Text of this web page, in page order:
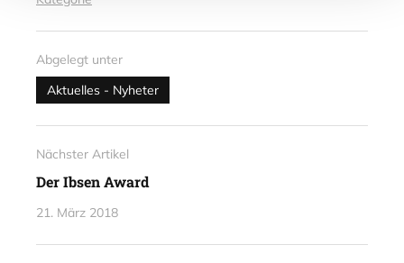
Abgelegt unter
Aktuelles - Nyheter
Nächster Artikel
Der Ibsen Award
21. März 2018